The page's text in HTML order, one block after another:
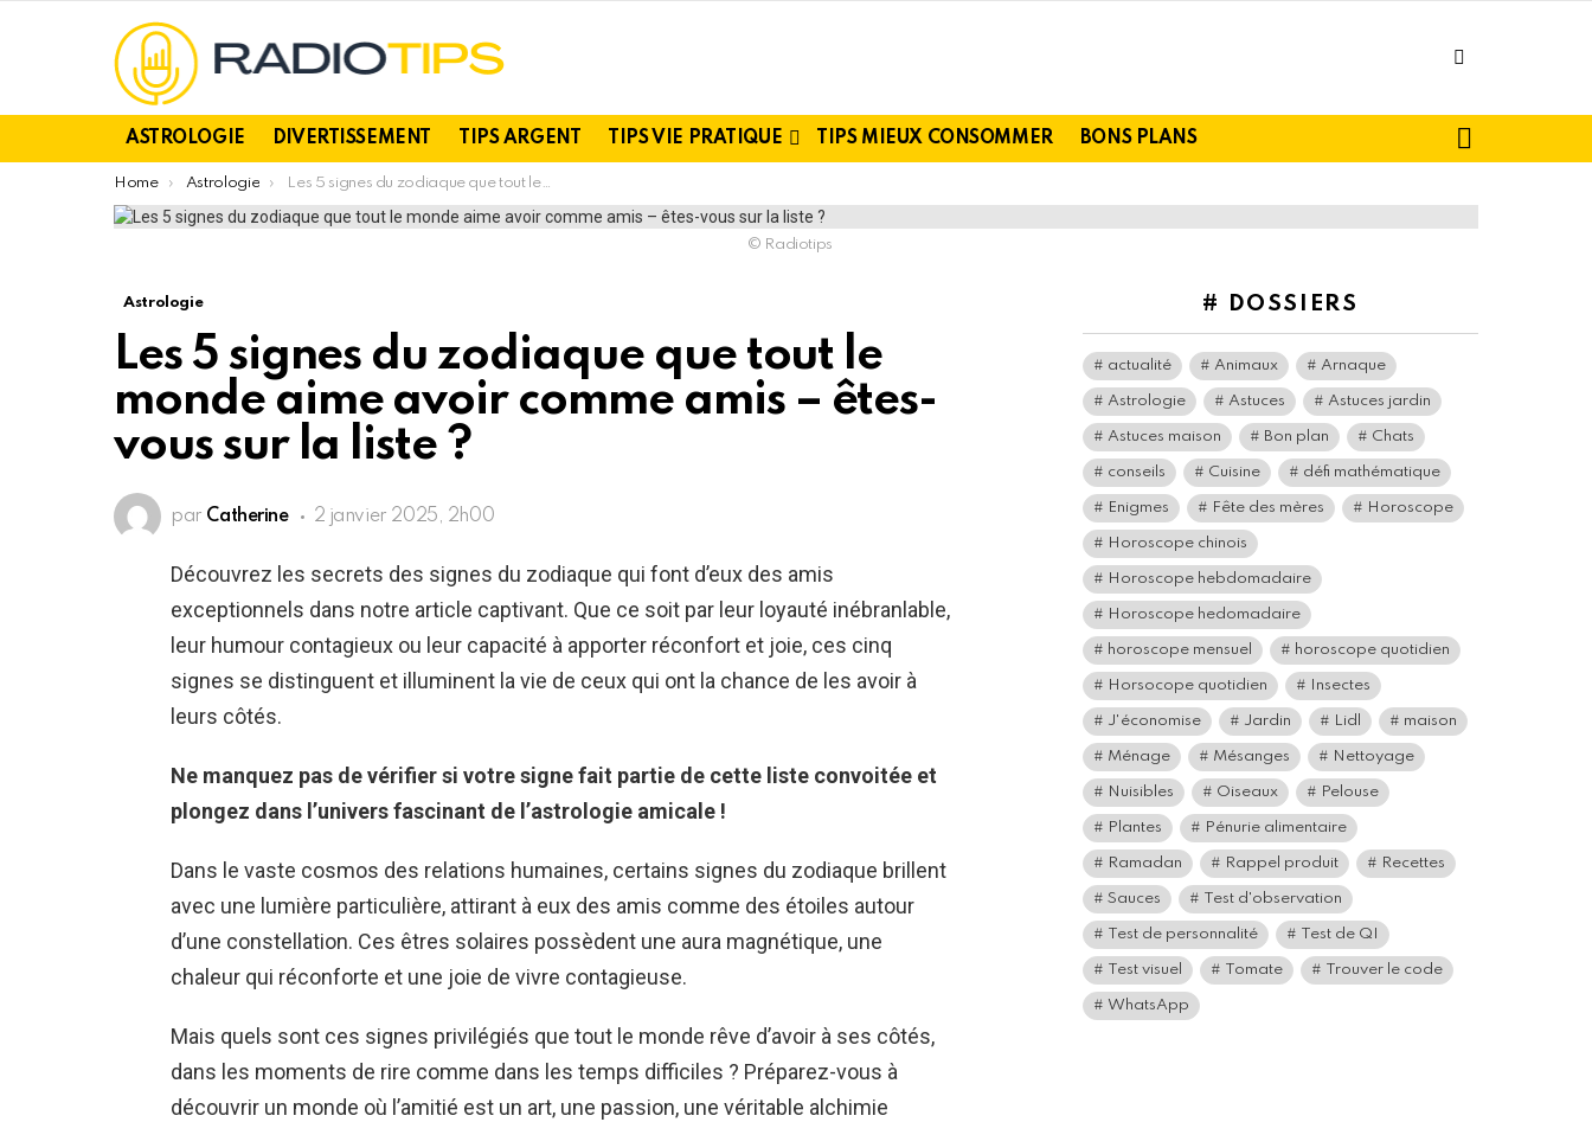
ASTROLOGIE DIVERTISSEMENT TIPS ARGENT TIPS VIE PRATIQUE TIPS MIEUX CONSOMMER BONS PLANS
You are here:
Home Astrologie Les 5 signes du zodiaque que tout le monde aime avoir comme amis – êtes-vous sur la liste ?
© Radiotips
Astrologie
Les 5 signes du zodiaque que tout le
monde aime avoir comme amis – êtes-
vous sur la liste ?
par Catherine 2 janvier 2025, 2h00
Découvrez les secrets des signes du zodiaque qui font d’eux des amis
exceptionnels dans notre article captivant. Que ce soit par leur loyauté inébranlable,
leur humour contagieux ou leur capacité à apporter réconfort et joie, ces cinq
signes se distinguent et illuminent la vie de ceux qui ont la chance de les avoir à
leurs côtés.
Ne manquez pas de vérifier si votre signe fait partie de cette liste convoitée et
plongez dans l’univers fascinant de l’astrologie amicale !
Dans le vaste cosmos des relations humaines, certains signes du zodiaque brillent
avec une lumière particulière, attirant à eux des amis comme des étoiles autour
d’une constellation. Ces êtres solaires possèdent une aura magnétique, une
chaleur qui réconforte et une joie de vivre contagieuse.
Mais quels sont ces signes privilégiés que tout le monde rêve d’avoir à ses côtés,
dans les moments de rire comme dans les temps difficiles ? Préparez-vous à
découvrir un monde où l’amitié est un art, une passion, une véritable alchimie
# DOSSIERS
actualité Animaux Arnaque
Astrologie Astuces Astuces jardin
Astuces maison Bon plan Chats
conseils Cuisine défi mathématique
Enigmes Fête des mères Horoscope
Horoscope chinois
Horoscope hebdomadaire
Horoscope hedomadaire
horoscope mensuel horoscope quotidien
Horsocope quotidien Insectes
J'économise Jardin Lidl maison
Ménage Mésanges Nettoyage
Nuisibles Oiseaux Pelouse
Plantes Pénurie alimentaire
Ramadan Rappel produit Recettes
Sauces Test d'observation
Test de personnalité Test de QI
Test visuel Tomate Trouver le code
WhatsApp